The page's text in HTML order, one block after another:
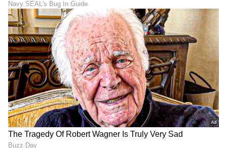
Shetty speech | Suvarna News
ಶೇ.50 ರಿಂದ ಶೇ.18 ಕ್ಕೆ TAX ಇಳಿಕೆ: ಮೋದಿ-
ಟ್ರಂಪ್ ಐತಿಹಾಸಿಕ ಒಪ್ಪಂದ | India US
Trade Deal | Party Rounds